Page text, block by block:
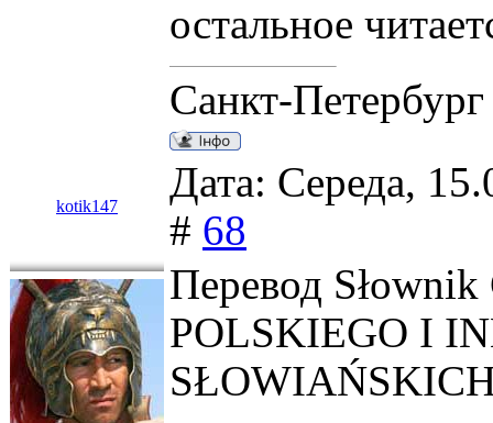
остальное
Санкт-Петербург
kotik147
Дата: Середа,
# 68
Перевод
POLSKIEGO I